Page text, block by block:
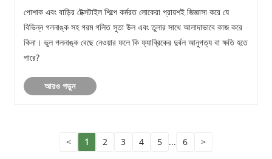
পার্থক্য রয়েছে?
পোশাক এবং বাড়ির টেক্সটাইল শিল্পে কর্মরত লোকেরা প্রায়শই জিজ্ঞাসা করে যে
বিভিন্ন গলনাঙ্ক সহ গরম গলিত সুতা উল এবং তুলার সাথে আলাদাভাবে কাজ করে
কিনা। ভুল গলনাঙ্ক বেছে নেওয়ার ফলে কি ফ্যাব্রিকের দুর্বল আনুগত্য বা ক্ষতি হতে
পারে?
আরও পড়ুন
< 1 2 3 4 5 ... 6 >